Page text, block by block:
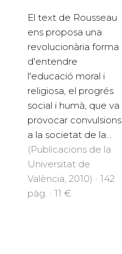
El text de Rousseau
ens proposa una
revolucionària forma
d'entendre
l'educació moral i
religiosa, el progrés
social i humà, que va
provocar convulsions
a la societat de la...
(Publicacions de la
Universitat de
València, 2010) · 142
pàg. · 11 €